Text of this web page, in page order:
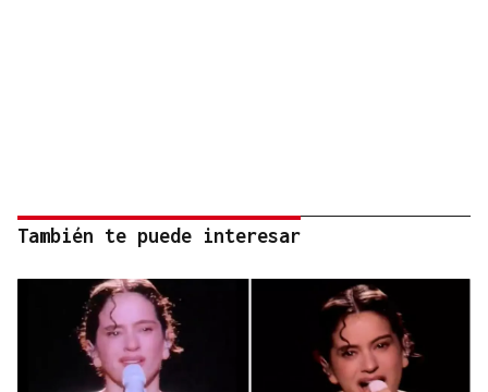
También te puede interesar